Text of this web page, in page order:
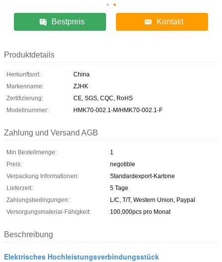
Bestpreis Kontakt
Produktdetails
Herkunftsort:
China
Markenname:
ZJHK
Zertifizierung:
CE, SGS, CQC, RoHS
Modellnummer:
HMK70-002.1-M/HMK70-002.1-F
Zahlung und Versand AGB
Min Bestellmenge:
1
Preis:
negotible
Verpackung Informationen:
Standardexport-Kartone
Lieferzeit:
5 Tage
Zahlungsbedingungen:
L/C, T/T, Western Union, Paypal
Versorgungsmaterial-Fähigkeit:
100,000pcs pro Monat
Beschreibung
Elektrisches Hochleistungsverbindungsstück